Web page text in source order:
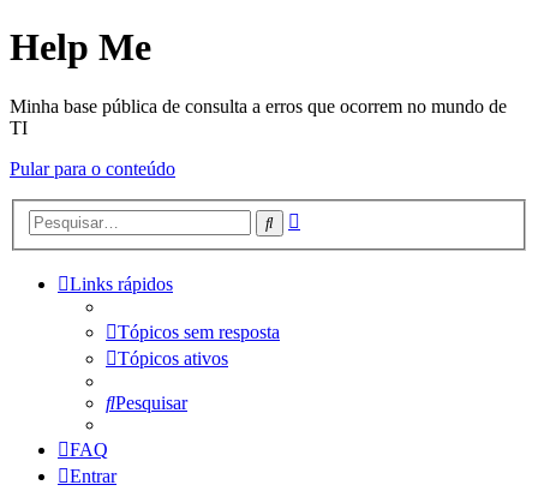
Help Me
Minha base pública de consulta a erros que ocorrem no mundo de
TI
Pular para o conteúdo
Pesquisar
Links rápidos
Tópicos sem resposta
Tópicos ativos
Pesquisar
FAQ
Entrar